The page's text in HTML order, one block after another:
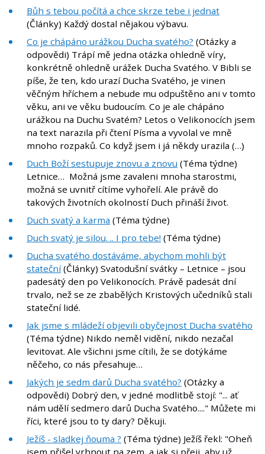
Bůh s tebou počítá a chce skrze tebe i jednat
(Články) Každý dostal nějakou výbavu.
Co je chápáno urážkou Ducha svatého? (Otázky a
odpovědi) Trápí mě jedna otázka ohledně víry,
konkrétně ohledně urážek Ducha Svatého. V Bibli se
píše, že ten, kdo urazí Ducha Svatého, je vinen
věčným hříchem a nebude mu odpuštěno ani v tomto
věku, ani ve věku budoucím. Co je ale chápáno
urážkou na Duchu Svatém? Letos o Velikonocích jsem
na text narazila při čtení Písma a vyvolal ve mně
mnoho rozpaků. Co když jsem i já někdy urazila (…)
Duch Boží sestupuje znovu a znovu (Téma týdne)
Letnice… Možná jsme zavaleni mnoha starostmi,
možná se uvnitř cítíme vyhořelí. Ale právě do
takových životních okolností Duch přináší život.
Duch svatý a karma (Téma týdne)
Duch svatý je silou. .. I pro tebe! (Téma týdne)
Ducha svatého dostáváme, abychom mohli být
stateční(Články) Svatodušní svátky – Letnice – jsou
padesátý den po Velikonocích. Právě padesát dní
trvalo, než se ze zbabělých Kristových učedníků stali
stateční lidé.
Jak jsme s mládeží objevili obyčejnost Ducha svatého
(Téma týdne) Nikdo neměl vidění, nikdo nezačal
levitovat. Ale všichni jsme cítili, že se dotýkáme
něčeho, co nás přesahuje…
Jakých je sedm darů Ducha svatého? (Otázky a
odpovědi) Dobrý den, v jedné modlitbě stojí: "... ať
nám udělí sedmero darů Ducha Svatého...." Můžete mi
říci, které jsou to ty dary? Děkuji.
Ježíš - sladkej ňouma ? (Téma týdne) Ježíš řekl: "Oheň